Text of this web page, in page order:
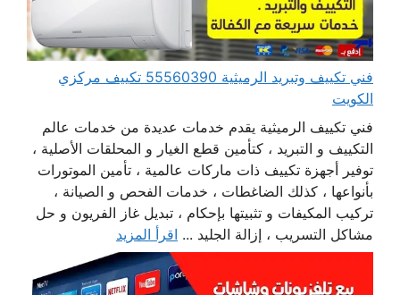
فني تكييف وتبريد الرميثية 55560390 تكييف مركزي
الكويت
فني تكييف الرميثية يقدم خدمات عديدة من خدمات عالم
التكييف و التبريد ، كتأمين قطع الغيار و المحلقات الأصلية ،
توفير أجهزة تكييف ذات ماركات عالمية ، تأمين الموتورات
بأنواعها ، كذلك الضاغطات ، خدمات الفحص و الصيانة ،
تركيب المكيفات و تثبيتها بإحكام ، تبديل غاز الفريون و حل
مشاكل التسريب ، إزالة الجليد ... اقرأ المزيد